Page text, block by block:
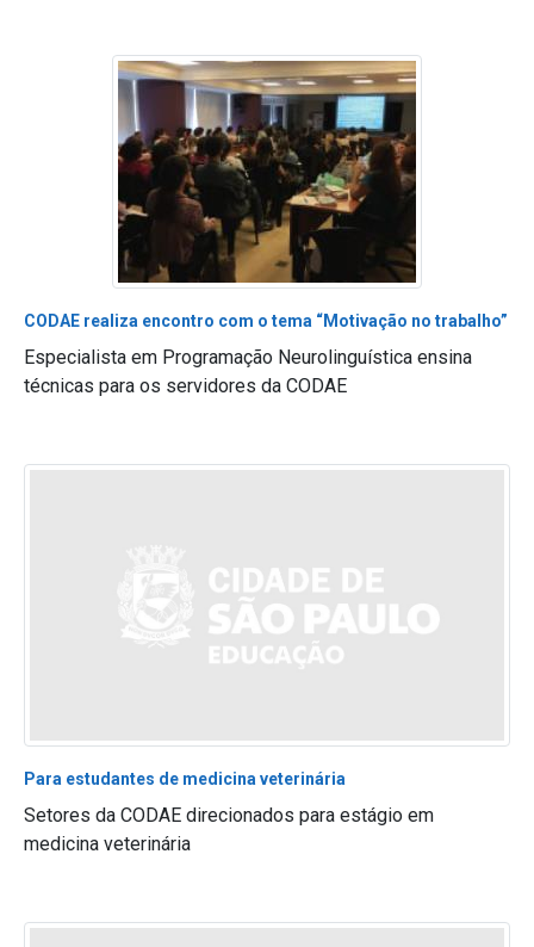
CODAE realiza encontro com o tema “Motivação no trabalho”
Especialista em Programação Neurolinguística ensina
técnicas para os servidores da CODAE
Para estudantes de medicina veterinária
Setores da CODAE direcionados para estágio em
medicina veterinária